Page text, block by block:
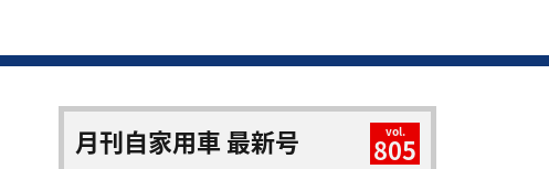
月刊自家用車 最新号 vol.
805